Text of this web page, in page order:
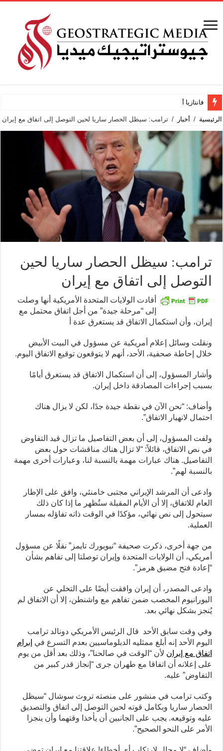
فانتازيا أردنية
الرئيسية / أخبار / ترامب: سيظل الحصار ساريا لحين التوصل إلى اتفاق مع إيران
ترامب: سيظل الحصار ساريا لحين
التوصل إلى اتفاق مع إيران
أفادت الولايات المتحدة الأمريكية أنها وصلت
إلى “مرحلة جيدة” من أجل اتفاق محتمل مع
إيران، وأن استكمال الاتفاق قد يستغرق عدة أ
ونقلت وسائل إعلام أمريكية عن مسؤول في البيت الأبيض
خلال إحاطة صحفية، الأحد، أنهم لا يتوقعون توقيع الاتفاق اليوم.
وأشار المسؤول، إلى أن استكمال الاتفاق قد يستغرق أيامًا
بسبب إجراءات المصادقة داخل إيران.
وأضاف: “نحن الآن في نقطة جيدة جدًا، لكن لا يزال هناك
احتمال لانهيار الاتفاق”.
ولفت المسؤول، إلى أن بعض التفاصيل ما تزال قيد التفاوض
في نص الاتفاق، قائلاً: “لا تزال هناك مناقشات حول بعض
التفاصيل. هناك عبارات مهمة بالنسبة لنا، وعبارات أخرى مهمة
بالنسبة لهم”.
وادعى أن المرشد الإيراني مجتبى خامنئي، وافق على الإطار
العام للاتفاق، إلا أن الأيام المقبلة ستُظهر ما إذا كان ذلك
سيتحول إلى نص نهائي، مؤكدًا في الوقت ذاته تفاؤله بمسار
العملية.
من جهة أخرى، ذكرت صحيفة “نيويورك تايمز” نقلًا عن مسؤول
أمريكي، أن الولايات المتحدة وإيران توصلتا إلى تفاهم بشأن
“إعادة فتح مضيق هرمز”.
وادعى المصدر، أن إيران وافقت أيضًا على التخلي عن
اليورانيوم المخصب ضمن تفاهم مع واشنطن، إلا أن الاتفاق لم
يُنجز بشكل نهائي بعد.
وفي وقت سابق الأحد قال الرئيس الأمريكي دونالد ترامب
اليوم ‌الأحد إنه أبلغ ممثليه الدبلوماسيين بعدم التسرع في إبرام
اتفاق مع إيران لأن “الوقت في صالحنا”، وذلك بعد أقل من يوم
على إعلانه أن اتفاقا مع طهران جرى “إنجاز قدر كبير من
التفاوض” عليه.
وكتب ترامب في منشور على منصته تروث سوشال “سيظل
الحصار ساريا وبكامل قوته لحين ‌التوصل إلى اتفاق والتصديق
‌عليه وتوقيعه. يجب على الجانبين أن يأخذا وقتهما وأن ‌ينجزا
الأمر على النحو الصحيح”.